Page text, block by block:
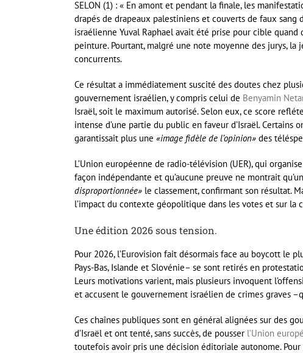
SELON (1) : « En amont et pendant la finale, les
drapés de drapeaux palestiniens et couverts de faux sang
israélienne Yuval Raphael avait été prise pour cible
peinture. Pourtant, malgré une note moyenne des jurys,
concurrents.
Ce résultat a immédiatement suscité des doutes chez
gouvernement israélien, y compris celui de Benyamin
Israël, soit le maximum autorisé. Selon eux, ce score
intense d’une partie du public en faveur d’Israël.
garantissait plus une «image fidèle de l’opinion» des
L’Union européenne de radio-télévision (UER), qui
façon indépendante et qu’aucune preuve ne montrait
disproportionnée» le classement, confirmant son résultat.
l’impact du contexte géopolitique dans les votes et sur
Une édition 2026 sous tension.
Pour 2026, l’Eurovision fait désormais face au boycott le
Pays-Bas, Islande et Slovénie– se sont retirés en
Leurs motivations varient, mais plusieurs invoquent
et accusent le gouvernement israélien de crimes graves
Ces chaînes publiques sont en général alignées sur des
d’Israël et ont tenté, sans succès, de pousser l’Union
toutefois avoir pris une décision éditoriale autonome.